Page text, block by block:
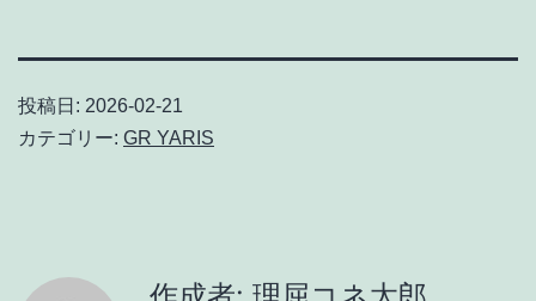
投稿日: 2026-02-21
カテゴリー: GR YARIS